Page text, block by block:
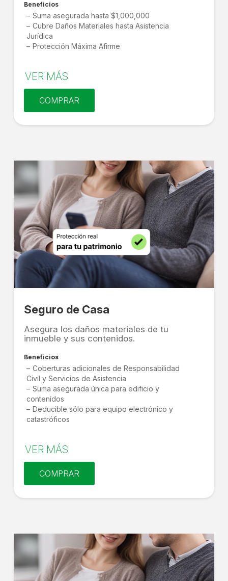
Beneficios
Suma asegurada hasta $1,000,000
Cubre Daños Materiales hasta Asistencia
Jurídica
Protección Máxima Afirme
VER MÁS
COMPRAR
Seguro de Casa
Asegura los daños materiales de tu
inmueble y sus contenidos.
Beneficios
Coberturas adicionales de Responsabilidad
Civil y Servicios de Asistencia
Suma asegurada única para edificio y
contenidos
Deducible sólo para equipo electrónico y
catastróficos
VER MÁS
COMPRAR